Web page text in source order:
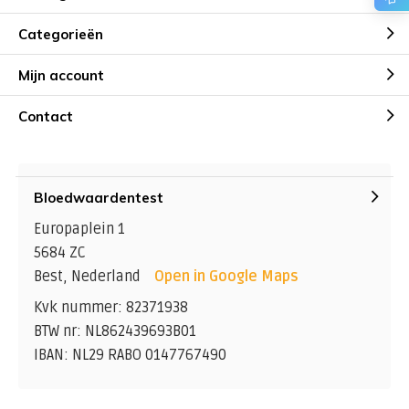
Categorieën
Mijn account
Contact
Bloedwaardentest
Europaplein 1
5684 ZC
Best, Nederland
Open in Google Maps
Kvk nummer: 82371938
BTW nr: NL862439693B01
IBAN: NL29 RABO 0147767490